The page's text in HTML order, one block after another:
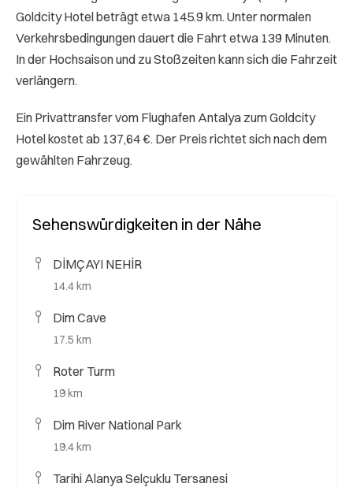
Goldcity Hotel beträgt etwa 145.9 km. Unter normalen
Verkehrsbedingungen dauert die Fahrt etwa 139 Minuten.
In der Hochsaison und zu Stoßzeiten kann sich die Fahrzeit
verlängern.
Ein Privattransfer vom Flughafen Antalya zum Goldcity
Hotel kostet ab 137,64 €. Der Preis richtet sich nach dem
gewählten Fahrzeug.
Sehenswürdigkeiten in der Nähe
DİMÇAYI NEHİR
14.4 km
Dim Cave
17.5 km
Roter Turm
19 km
Dim River National Park
19.4 km
Tarihi Alanya Selçuklu Tersanesi